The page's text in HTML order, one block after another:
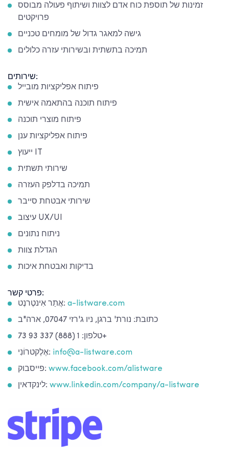
זמינות של תוספת כוח אדם לצוות ושיתוף פעולה מבוסס
פרויקטים
גישה למאגר גדול של מומחים טכניים
תמיכה בתשתית ובשירותי עזרה כלולים
שירותים:
פיתוח אפליקציות מובייל
פיתוח תוכנה בהתאמה אישית
פיתוח מוצרי תוכנה
פיתוח אפליקציות ענן
שירותי תשתית
תמיכה בדלפק העזרה
שירותי אבטחת סייבר
עיצוב UX/UI
ניתוח נתונים
הגדלת צוות
בדיקות ואבטחת איכות
פרטי קשר:
אֲתַר אִינטֶרנֶט: a-listware.com
כתובת: נורת' ברגן, ניו ג'רזי 07047, ארה"ב
טלפון: 1 (888) 337 93 73+
אֶלֶקטרוֹנִי: info@a-listware.com
פייסבוק: www.facebook.com/alistware
לינקדאין: www.linkedin.com/company/a-listware